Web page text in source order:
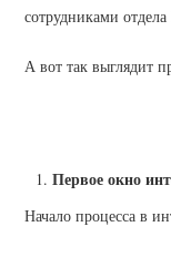
DAVICAL
сотрудниками
А вот так выглядит
Первое окно
Начало процесса в